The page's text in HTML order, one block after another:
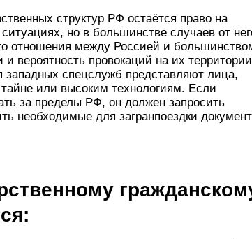
структур РФ остаётся право на
но в большинстве случаев от
отношения между Россией и
вероятность провокаций на их территории
спецслужб представляют лица,
или высоким технологиям. Если
за пределы РФ, он должен запросить
необходимые для загранпоездки